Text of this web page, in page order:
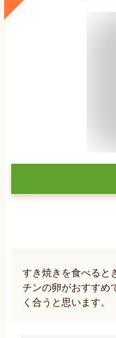
すき焼きを食べると
チンの卵がおすすめ
く合うと思います。